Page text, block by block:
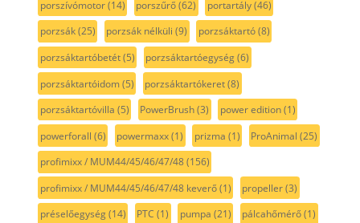
porszívómotor(14) porszűrő(62) portartály(46)
porzsák(25) porzsák nélküli (9) porzsáktartó(8)
porzsáktartóbetét(5) porzsáktartóegység(6)
porzsáktartóidom(5) porzsáktartókeret(8)
porzsáktartóvilla (5) PowerBrush(3) power edition(1)
powerforall (6) powermaxx(1) prizma (1) ProAnimal (25)
profimixx / MUM44/45/46/47/48(156)
profimixx / MUM44/45/46/47/48 keverő(1) propeller(3)
préselőegység(14) PTC (1) pumpa (21) pálcahőmérő(1)